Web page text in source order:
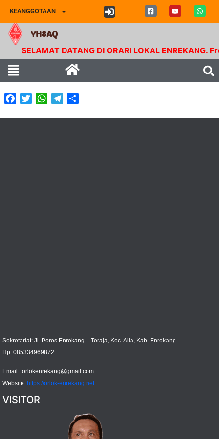
KEANGGOTAAN
YH8AQ
SELAMAT DATANG DI ORARI LOKAL
FacebookTwitterWhatsAppTelegram
Sekretariat: Jl. Poros Enrekang – Toraja, Kec. Alla, Kab. Enrekang.
Hp: 085334969872
Email : orlokenrekang@gmail.com
Website: https://orlok-enrekang.net
VISITOR